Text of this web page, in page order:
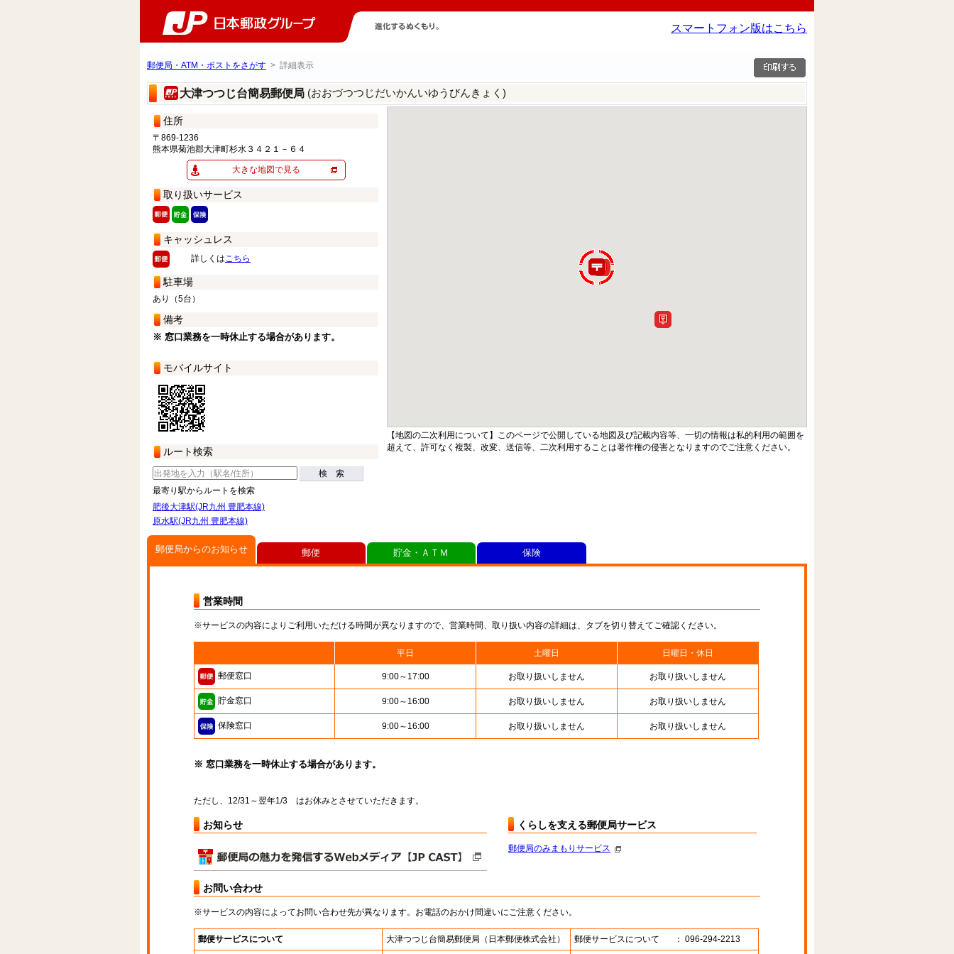
スマートフォン版はこちら
郵便局・ATM・ポストをさがす > 詳細表示
大津つつじ台簡易郵便局 (おおづつつじだいかんいゆうびんきょく)
住所
〒869-1236
熊本県菊池郡大津町杉水３４２１－６４
大きな地図で見る
取り扱いサービス
キャッシュレス
詳しくはこちら
駐車場
あり（5台）
備考
※ 窓口業務を一時休止する場合があります。
モバイルサイト
ルート検索
検 索
最寄り駅からルートを検索
肥後大津駅(JR九州 豊肥本線)
原水駅(JR九州 豊肥本線)
【地図の二次利用について】このページで公開している地図及び記載内容等、一切の情報は私的利用の範囲を
超えて、許可なく複製、改変、送信等、二次利用することは著作権の侵害となりますのでご注意ください。
郵便局からのお知らせ
営業時間
※サービスの内容によりご利用いただける時間が異なりますので、営業時間、取り扱い内容の詳細は、タブを切り替えてご確認ください。
平日 土曜日 日曜日・休日
郵便窓口 9:00～17:00 お取り扱いしません お取り扱いしません
貯金窓口 9:00～16:00 お取り扱いしません お取り扱いしません
保険窓口 9:00～16:00 お取り扱いしません お取り扱いしません
※ 窓口業務を一時休止する場合があります。
ただし、12/31～翌年1/3 はお休みとさせていただきます。
お知らせ くらしを支える郵便局サービス
郵便局のみまもりサービス
お問い合わせ
※サービスの内容によってお問い合わせ先が異なります。お電話のおかけ間違いにご注意ください。
郵便サービスについて 大津つつじ台簡易郵便局 （日本郵便株式会社） 郵便サービスについて ： 096-294-2213
郵便 貯金・ＡＴＭ 保険